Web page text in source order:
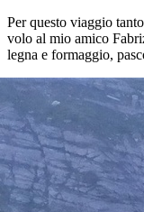
Per questo viaggio
volo al mio amico
legna e formaggio,